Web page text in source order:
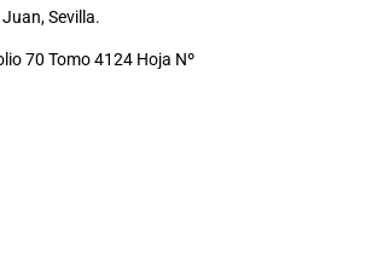
Sevilla.
70 Tomo 4124 Hoja Nº